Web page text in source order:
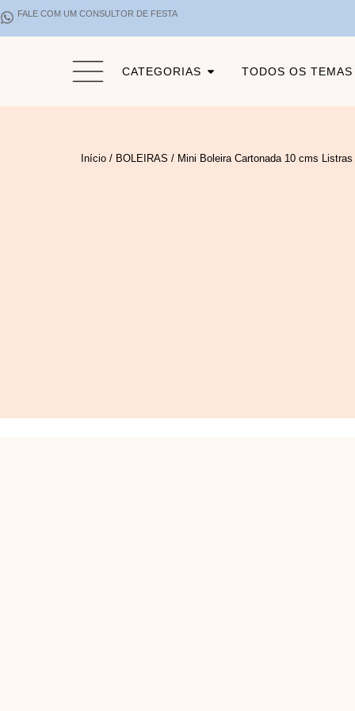
FALE COM UM CONSULTOR DE FESTA
CATEGORIAS TODOS OS TEMAS
Início / BOLEIRAS / Mini Boleira Cartonada 10 cms